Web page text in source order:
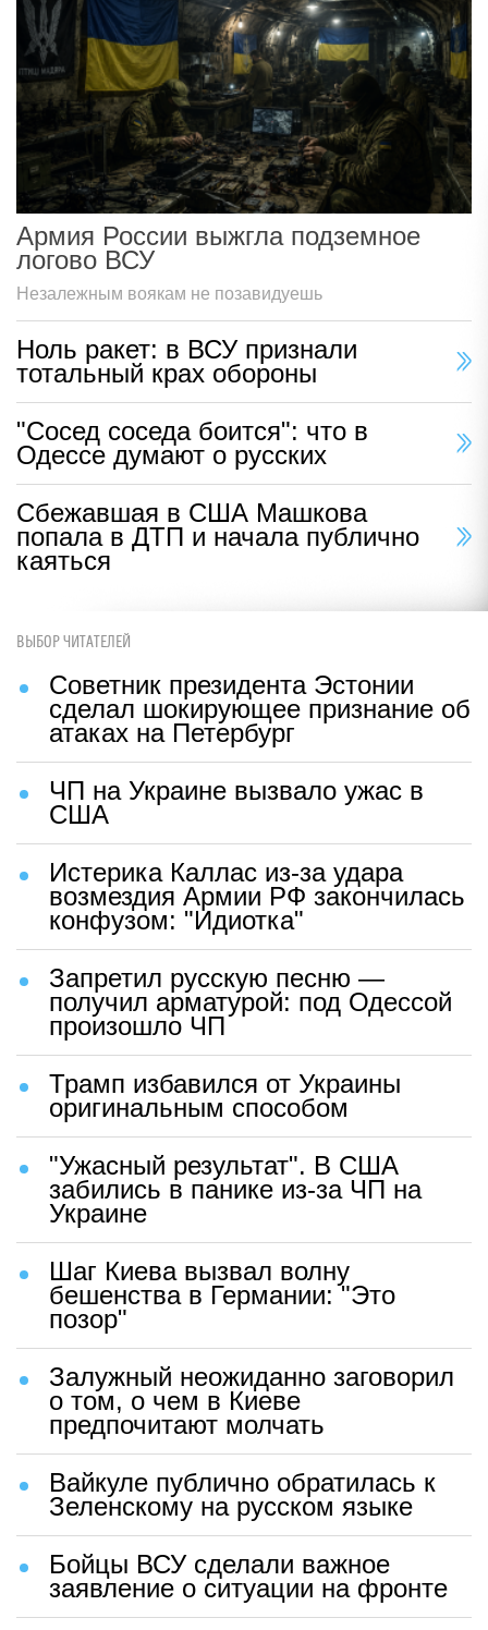
Армия России выжгла подземное
логово ВСУ
Незалежным воякам не позавидуешь
Ноль ракет: в ВСУ признали
тотальный крах обороны
"Сосед соседа боится": что в
Одессе думают о русских
Сбежавшая в США Машкова
попала в ДТП и начала публично
каяться
ВЫБОР ЧИТАТЕЛЕЙ
Советник президента Эстонии
сделал шокирующее признание об
атаках на Петербург
ЧП на Украине вызвало ужас в
США
Истерика Каллас из-за удара
возмездия Армии РФ закончилась
конфузом: "Идиотка"
Запретил русскую песню —
получил арматурой: под Одессой
произошло ЧП
Трамп избавился от Украины
оригинальным способом
"Ужасный результат". В США
забились в панике из-за ЧП на
Украине
Шаг Киева вызвал волну
бешенства в Германии: "Это
позор"
Залужный неожиданно заговорил
о том, о чем в Киеве
предпочитают молчать
Вайкуле публично обратилась к
Зеленскому на русском языке
Бойцы ВСУ сделали важное
заявление о ситуации на фронте